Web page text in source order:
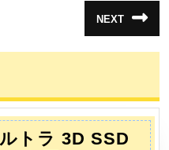
NEXT
の
投
トラ 3D SSD